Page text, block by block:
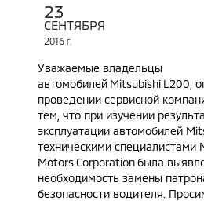
23
СЕНТЯБРЯ
2016 Г.
Уважаемые владельцы
автомобилей Mitsubishi L 200,
проведении сервисной
тем, что при изучении
эксплуатации автомобилей
техническими специалистами
MotorsCorporationбыла
необходимость замены
безопасности водителя.